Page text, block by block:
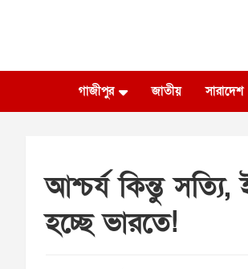
গাজীপুর জাতীয় সারাদেশ
আশ্চর্য কিন্তু
হচ্ছে ভারতে!